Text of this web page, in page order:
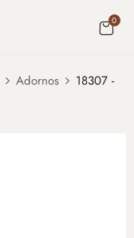
0
Adornos
18307 -